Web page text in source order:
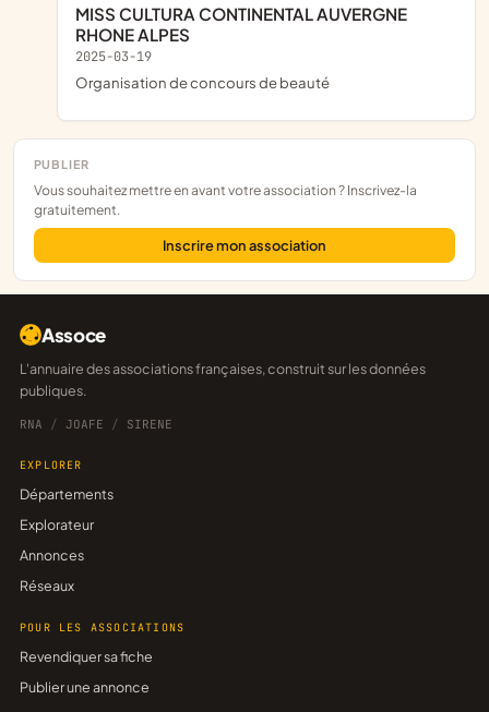
PUBLIER
Vous souhaitez mettre en avant votre association ? Inscrivez-la
gratuitement.
Inscrire mon association
MISS CULTURA CONTINENTAL AUVERGNE
RHONE ALPES
2025-03-19
organisation de concours de beauté
Assoce
L'annuaire des associations françaises, construit sur les données
publiques.
RNA / JOAFE / SIRENE
EXPLORER
Départements
Explorateur
Annonces
Réseaux
POUR LES ASSOCIATIONS
Revendiquer sa fiche
Publier une annonce